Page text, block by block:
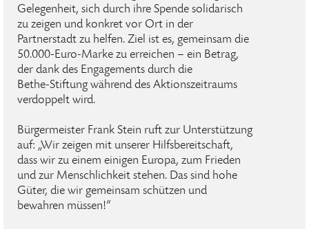
Gelegenheit, sich durch ihre Spende solidarisch
zu zeigen und konkret vor Ort in der
Partnerstadt zu helfen. Ziel ist es, gemeinsam die
50.000-Euro-Marke zu erreichen – ein Betrag,
der dank des Engagements durch die
Bethe-Stiftung während des Aktionszeitraums
verdoppelt wird.
Bürgermeister Frank Stein ruft zur Unterstützung
auf: „Wir zeigen mit unserer Hilfsbereitschaft,
dass wir zu einem einigen Europa, zum Frieden
und zur Menschlichkeit stehen. Das sind hohe
Güter, die wir gemeinsam schützen und
bewahren müssen!“